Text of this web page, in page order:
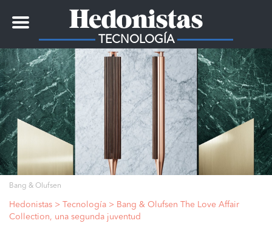
Toggle
navigation
TECNOLOGÍA
Bang & Olufsen
Hedonistas > Tecnología > Bang & Olufsen The Love Affair
Collection, una segunda juventud